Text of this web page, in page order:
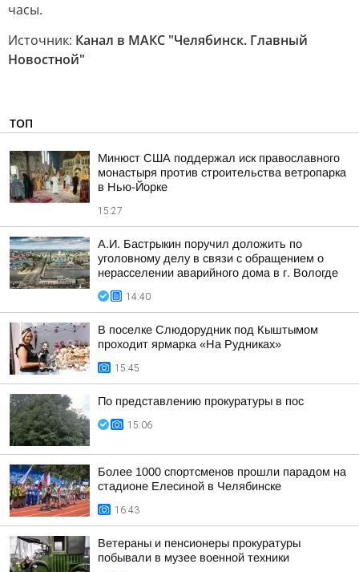
часы.
Источник: Канал в МАКС "Челябинск. Главный
Новостной"
ТОП
Минюст США поддержал иск православного
монастыря против строительства ветропарка
в Нью-Йорке
15:27
А.И. Бастрыкин поручил доложить по
уголовному делу в связи с обращением о
нерасселении аварийного дома в г. Вологде
14:40
В поселке Слюдорудник под Кыштымом
проходит ярмарка «На Рудниках»
15:45
По представлению прокуратуры в пос
15:06
Более 1000 спортсменов прошли парадом на
стадионе Елесиной в Челябинске
16:43
Ветераны и пенсионеры прокуратуры
побывали в музее военной техники